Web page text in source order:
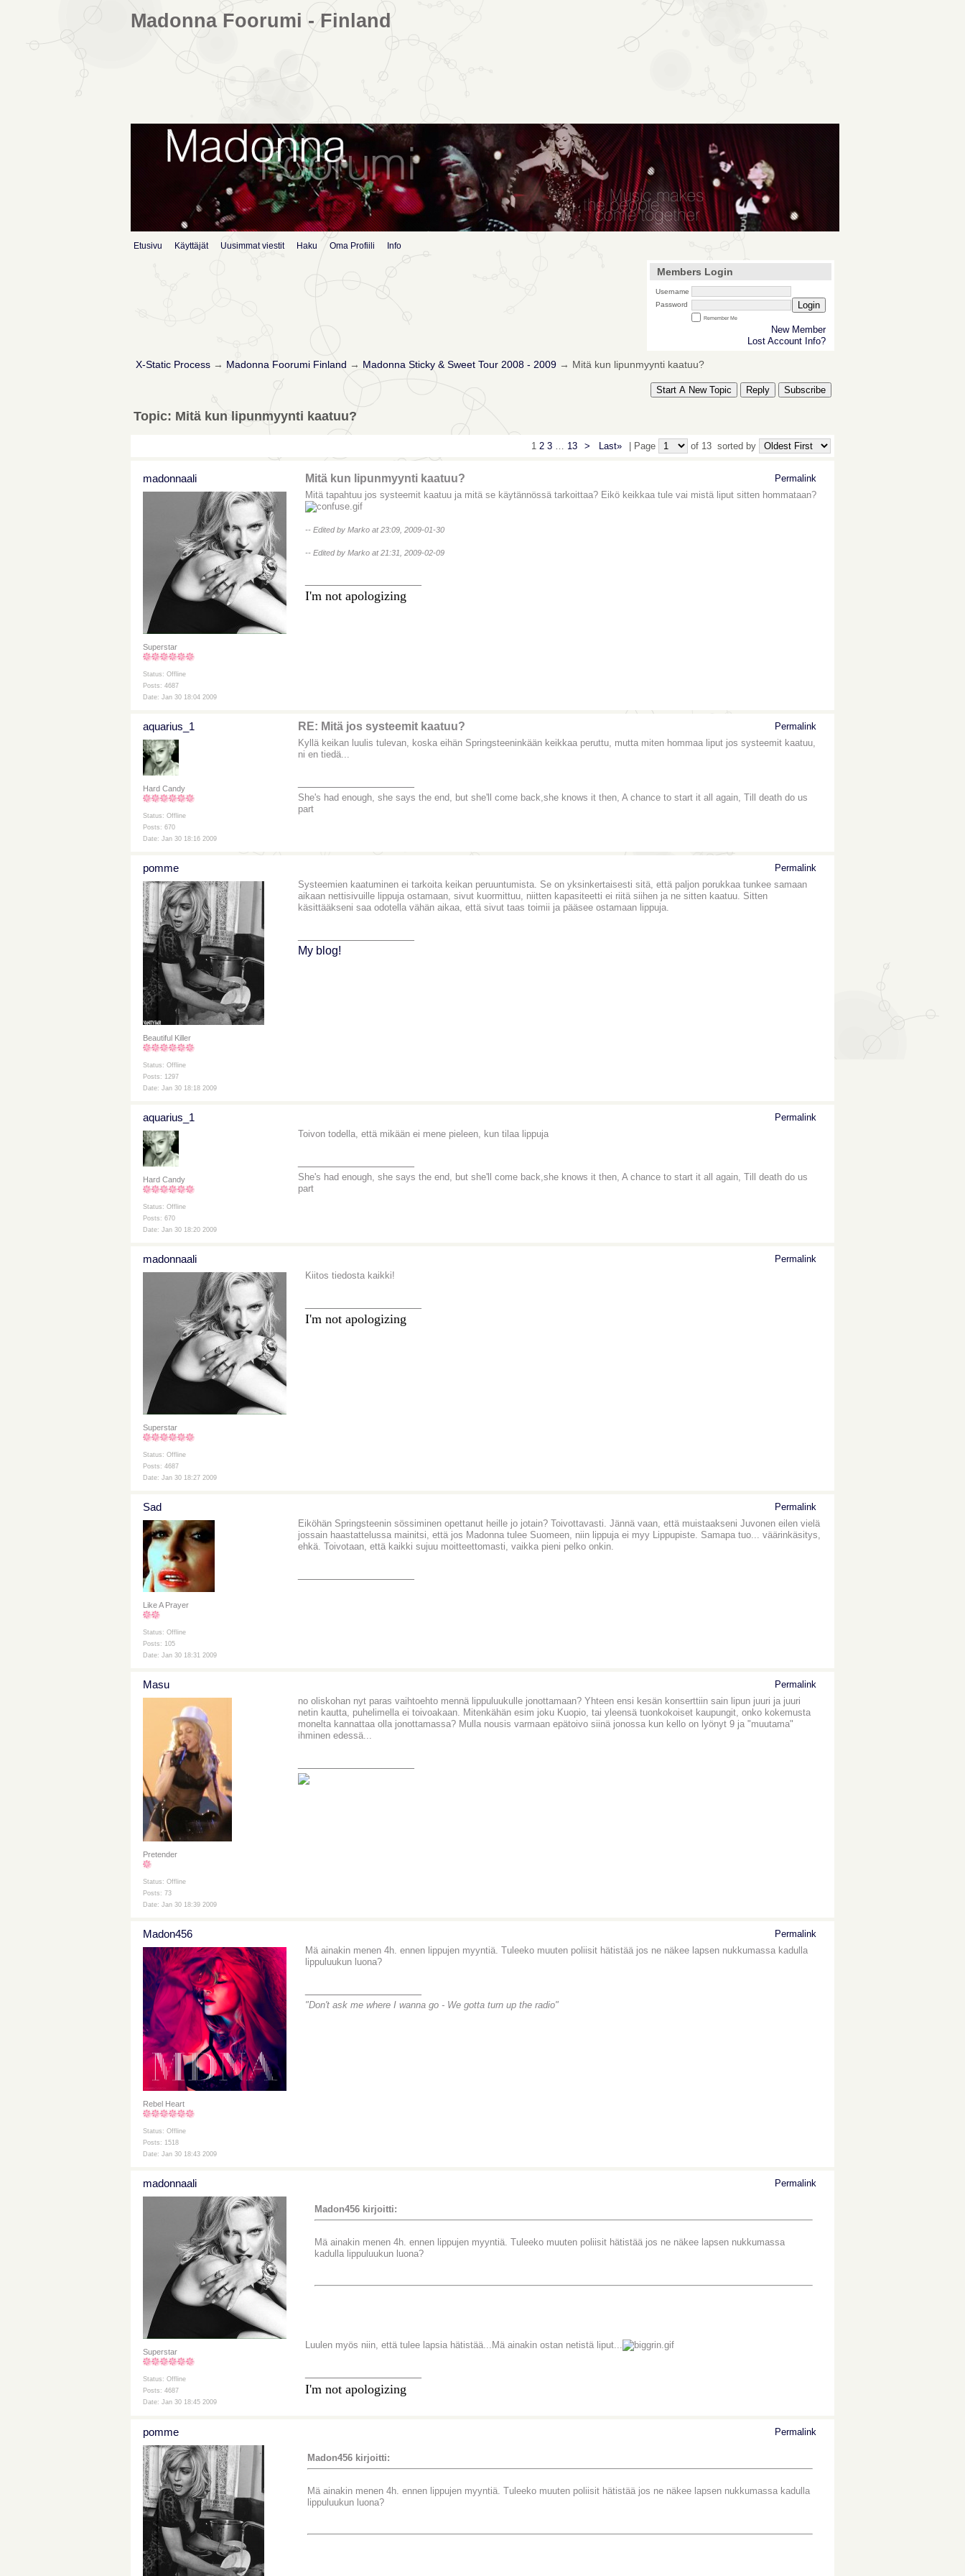
Madonna Foorumi - Finland
Etusivu Käyttäjät Uusimmat viestit Haku Oma Profiili Info
Members Login
Username
Password
Login
Remember Me
New Member
Lost Account Info?
X-Static Process→ Madonna Foorumi Finland → Madonna Sticky & Sweet Tour 2008 - 2009→ Mitä kun lipunmyynti kaatuu?
Start A New Topic Reply Subscribe
Topic: Mitä kun lipunmyynti kaatuu?
1 2 3… 13 > Last» | Page of 13 sorted by
madonnaali
Superstar
Status: Offline
Posts: 4687
Date: Jan 30 18:04 2009
Mitä kun lipunmyynti kaatuu?
Permalink
Mitä tapahtuu jos systeemit kaatuu ja mitä se käytännössä tarkoittaa? Eikö keikkaa tule vai mistä liput sitten hommataan?
-- Edited by Marko at 23:09, 2009-01-30
-- Edited by Marko at 21:31, 2009-02-09
I'm not apologizing
aquarius_1
Hard Candy
Status: Offline
Posts: 670
Date: Jan 30 18:16 2009
RE: Mitä jos systeemit kaatuu?
Permalink
Kyllä keikan luulis tulevan, koska eihän Springsteeninkään keikkaa peruttu, mutta miten hommaa liput jos systeemit kaatuu,
ni en tiedä...
She's had enough, she says the end, but she'll come back,she knows it then, A chance to start it all again, Till death do us
part
pomme
Beautiful Killer
Status: Offline
Posts: 1297
Date: Jan 30 18:18 2009
Permalink
Systeemien kaatuminen ei tarkoita keikan peruuntumista. Se on yksinkertaisesti sitä, että paljon porukkaa tunkee samaan
aikaan nettisivuille lippuja ostamaan, sivut kuormittuu, niitten kapasiteetti ei riitä siihen ja ne sitten kaatuu. Sitten
käsittääkseni saa odotella vähän aikaa, että sivut taas toimii ja pääsee ostamaan lippuja.
My blog!
aquarius_1
Hard Candy
Status: Offline
Posts: 670
Date: Jan 30 18:20 2009
Permalink
Toivon todella, että mikään ei mene pieleen, kun tilaa lippuja
She's had enough, she says the end, but she'll come back,she knows it then, A chance to start it all again, Till death do us
part
madonnaali
Superstar
Status: Offline
Posts: 4687
Date: Jan 30 18:27 2009
Permalink
Kiitos tiedosta kaikki!
I'm not apologizing
Sad
Like A Prayer
Status: Offline
Posts: 105
Date: Jan 30 18:31 2009
Permalink
Eiköhän Springsteenin sössiminen opettanut heille jo jotain? Toivottavasti. Jännä vaan, että muistaakseni Juvonen eilen vielä
jossain haastattelussa mainitsi, että jos Madonna tulee Suomeen, niin lippuja ei myy Lippupiste. Samapa tuo... väärinkäsitys,
ehkä. Toivotaan, että kaikki sujuu moitteettomasti, vaikka pieni pelko onkin.
Masu
Pretender
Status: Offline
Posts: 73
Date: Jan 30 18:39 2009
Permalink
no oliskohan nyt paras vaihtoehto mennä lippuluukulle jonottamaan? Yhteen ensi kesän konserttiin sain lipun juuri ja juuri
netin kautta, puhelimella ei toivoakaan. Mitenkähän esim joku Kuopio, tai yleensä tuonkokoiset kaupungit, onko kokemusta
monelta kannattaa olla jonottamassa? Mulla nousis varmaan epätoivo siinä jonossa kun kello on lyönyt 9 ja "muutama"
ihminen edessä...
Madon456
Rebel Heart
Status: Offline
Posts: 1518
Date: Jan 30 18:43 2009
Permalink
Mä ainakin menen 4h. ennen lippujen myyntiä. Tuleeko muuten poliisit hätistää jos ne näkee lapsen nukkumassa kadulla
lippuluukun luona?
"Don't ask me where I wanna go - We gotta turn up the radio"
madonnaali
Superstar
Status: Offline
Posts: 4687
Date: Jan 30 18:45 2009
Permalink
Madon456 kirjoitti:
Mä ainakin menen 4h. ennen lippujen myyntiä. Tuleeko muuten poliisit hätistää jos ne näkee lapsen nukkumassa
kadulla lippuluukun luona?
Luulen myös niin, että tulee lapsia hätistää...Mä ainakin ostan netistä liput...
I'm not apologizing
pomme Permalink
Madon456 kirjoitti:
Mä ainakin menen 4h. ennen lippujen myyntiä. Tuleeko muuten poliisit hätistää jos ne näkee lapsen nukkumassa kadulla
lippuluukun luona?